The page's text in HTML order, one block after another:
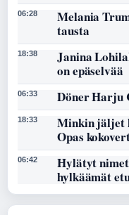
06:28
Melania
tausta
18:38
Janina
on epäselvää
06:33 Döner Harju
18:33
Minkin jäljet
Opas
06:42
Hylätyt
hylkäämät